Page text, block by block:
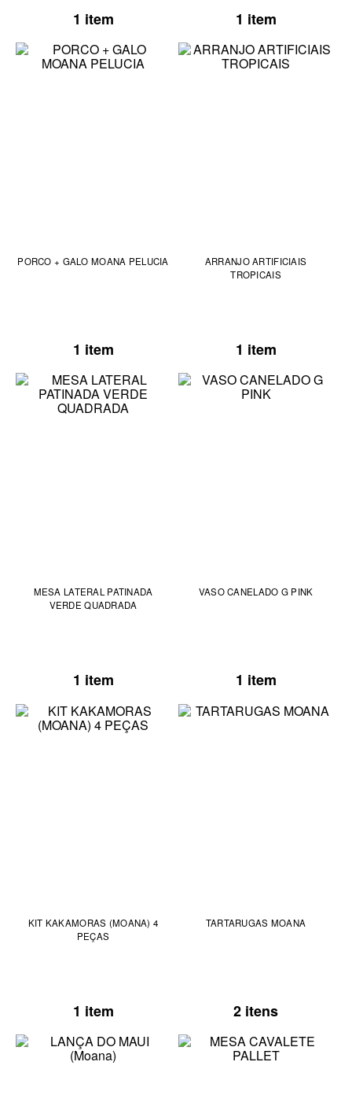
1 item 1 item
PORCO + GALO MOANA PELUCIA
1 item
ARRANJO ARTIFICIAIS
TROPICAIS
1 item
MESA LATERAL PATINADA
VERDE QUADRADA
1 item
VASO CANELADO G PINK
1 item
KIT KAKAMORAS (MOANA) 4
PEÇAS
1 item
TARTARUGAS MOANA
2 itens